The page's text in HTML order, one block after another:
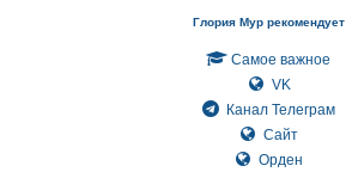
Глория Мур рекомендует
Самое важное
VK
Канал Телеграм
Сайт
Орден